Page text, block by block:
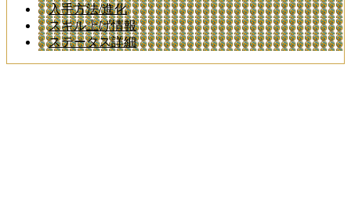
入手方法/進化
スキル上げ情報
ステータス詳細